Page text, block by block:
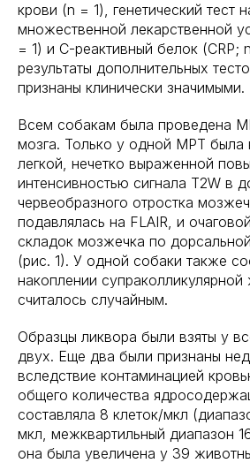
крови (n = 1), генетический тест
множественной лекарственной
= 1) и С-реактивный белок (CRP;
результаты дополнительных
признаны клинически значимыми.
Всем собакам была проведена
мозга. Только у одной МРТ была
легкой, нечетко выраженной
интенсивностью сигнала T2W в
червеобразного отростка
подавлялась на FLAIR, и
складок мозжечка по
(рис. 1). У одной собаки также
накоплении супраколликулярной
считалось случайным.
Образцы ликвора были взяты у
двух. Еще два были признаны
вследствие контаминацией
общего количества
составляла 8 клеток/мкл
мкл, межквартильный диапазон
она была увеличена у 39